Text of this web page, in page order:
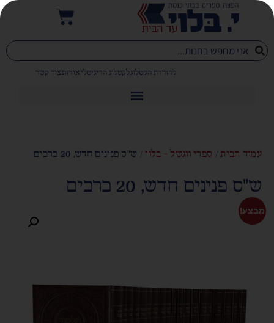
להורדת הקטלוגלקטלוג הדיגיטליאודותצור קשר
עמוד הבית/ ספרי ווגשל - בלוי / ש"ס פנינים חדש, 20 כרכים
ש"ס פנינים חדש, 20 כרכים
מבצע!